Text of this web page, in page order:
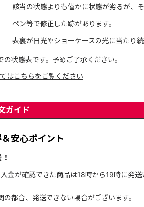
該当の状態よりも僅かに状態が劣るが、
ペン等で修正した跡があります。
表裏が日光やショーケースの光に当たり
状態表です。予めご了承ください。
はこちらをご覧ください
ガイド
安心ポイント
金が確認できた商品は18時から19時に発送
都合、発送できない場合がございます。